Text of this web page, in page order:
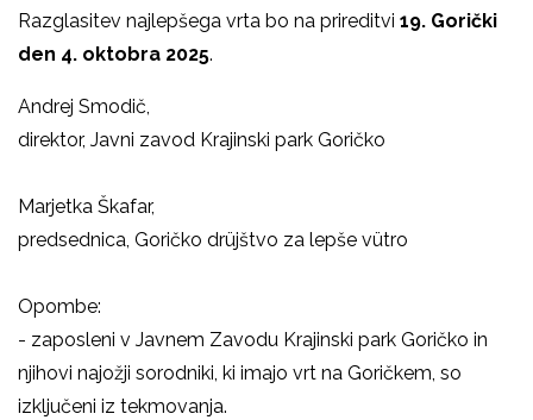
Razglasitev najlepšega vrta bo na prireditvi 19. Gorički
den 4. oktobra 2025.
Andrej Smodič,
direktor, Javni zavod Krajinski park Goričko
Marjetka Škafar,
predsednica, Goričko drüjštvo za lepše vütro
Opombe:
- zaposleni v Javnem Zavodu Krajinski park Goričko in
njihovi najožji sorodniki, ki imajo vrt na Goričkem, so
izključeni iz tekmovanja.